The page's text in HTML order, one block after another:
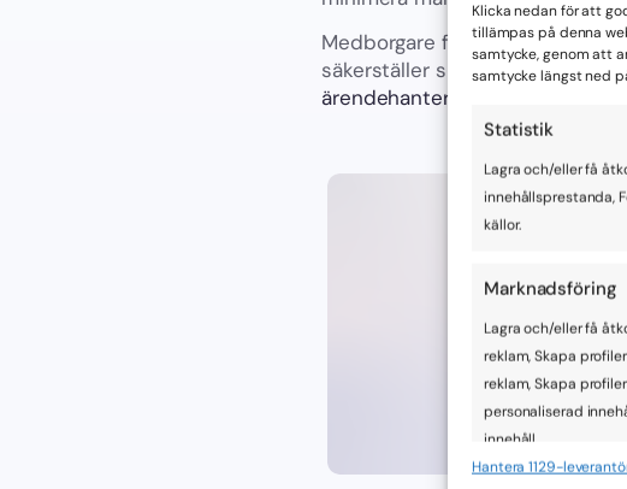
Klicka nedan för att
tillämpas på denna
samtycke, genom att
samtycke längst ned
Statistik
Lagra och/eller få
innehållsprestanda,
källor.
Marknadsföring
Lagra och/eller få
reklam, Skapa
reklam, Skapa
personaliserad
innehåll.
Hantera 1129-
Medborgare förväntar sig
säkerställer spårbarhet och
ärendehanteringssystem